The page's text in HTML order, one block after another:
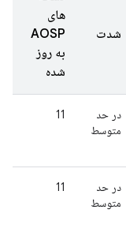
شدت
های
AOSP
به روز
شده
در حد
متوسط
11
در حد
متوسط
11